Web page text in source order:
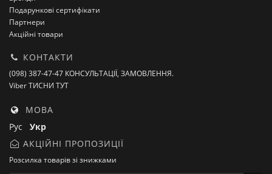
Подарункові сертифікати
Партнери
Акційні товари
КОНТАКТИ
(098) 387-47-47 КОНСУЛЬТАЦІЇ, ЗАМОВЛЕННЯ.
Viber ТИСНИ ТУТ
МОВА
Рус Укр
АКЦІЙНІ ПРОПОЗИЦІЇ
Розсилка товарів зі знижками